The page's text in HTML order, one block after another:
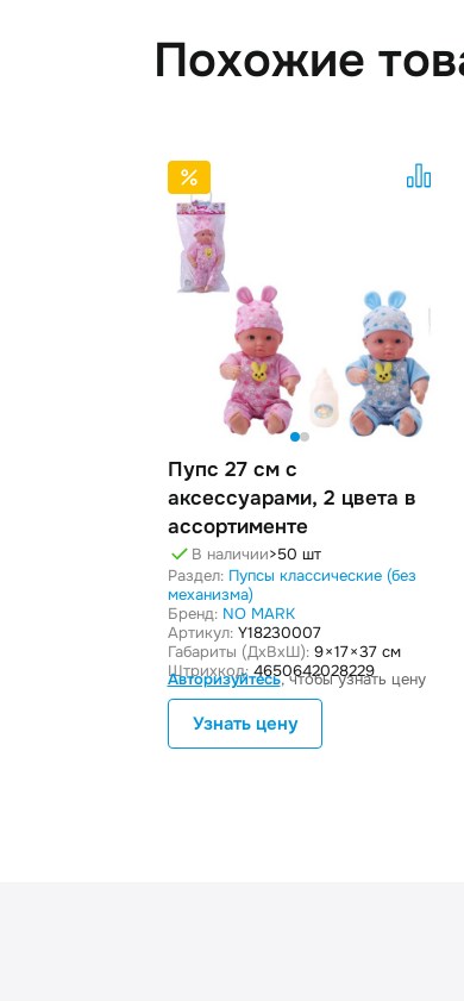
Похожие
Пупс 27 см с
аксессуарами, 2 цвета в
ассортименте
В наличии>50 шт
Раздел: Пупсы классические (без
механизма)
Бренд: NO MARK
Артикул:Y18230007
Габариты (ДxВxШ):9 × 17 × 37 см
Штрихкод:4650642028229
Авторизуйтесь, чтобы узнать цену
Узнать цену